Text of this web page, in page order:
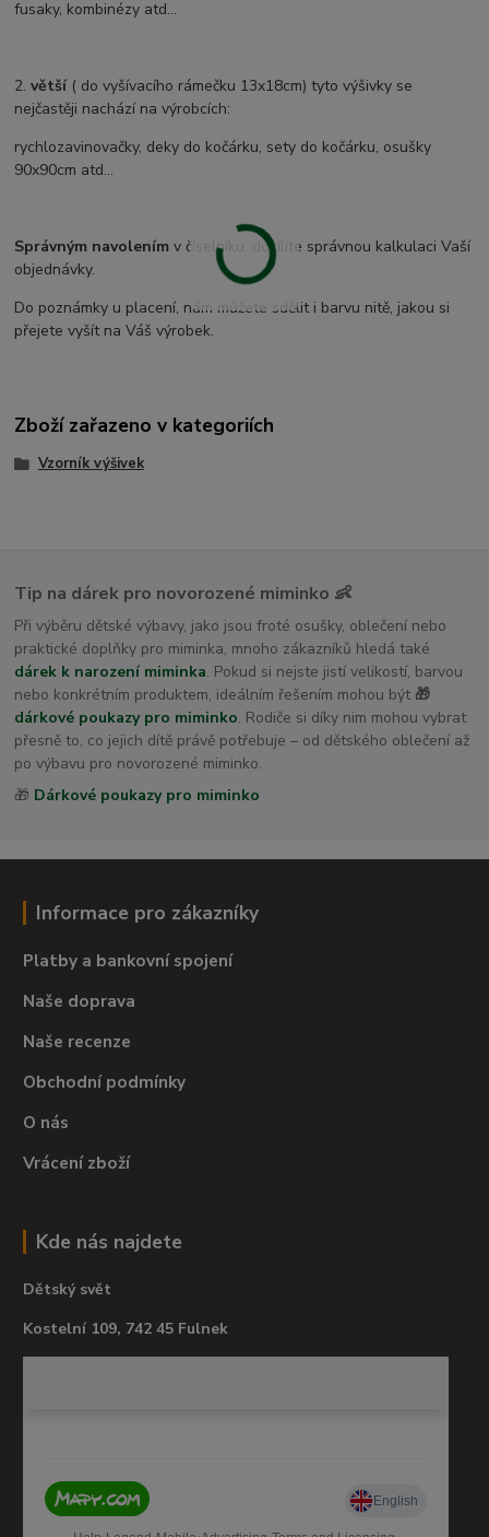
fusaky, kombinézy atd...
2.větší ( do vyšívacího rámečku 13x18cm) tyto výšivky se
nejčastěji nachází na výrobcích:
rychlozavinovačky, deky do kočárku, sety do kočárku, osušky
90x90cm atd...
Správným navolením v číselníku, docílíte správnou kalkulaci Vaší
objednávky.
Do poznámky u placení, nám můžete sdělit i barvu nitě, jakou si
přejete vyšít na Váš výrobek.
Zboží zařazeno v kategoriích
Vzorník výšivek
Tip na dárek pro novorozené miminko 👶
Při výběru dětské výbavy, jako jsou froté osušky, oblečení nebo
praktické doplňky pro miminka, mnoho zákazníků hledá také
dárek k narození miminka. Pokud si nejste jistí velikostí, barvou
nebo konkrétním produktem, ideálním řešením mohou být 🎁
dárkové poukazy pro miminko. Rodiče si díky nim mohou vybrat
přesně to, co jejich dítě právě potřebuje – od dětského oblečení až
po výbavu pro novorozené miminko.
🎁 Dárkové poukazy pro miminko
Informace pro zákazníky
Platby a bankovní spojení
Naše doprava
Naše recenze
Obchodní podmínky
O nás
Vrácení zboží
Kde nás najdete
Dětský svět
Kostelní 109, 742 45 Fulnek